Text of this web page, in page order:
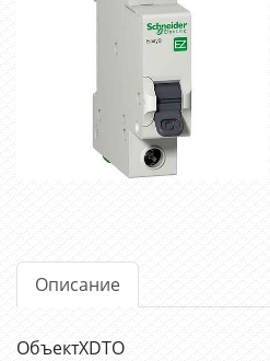
Описание
ОбъектXDTO